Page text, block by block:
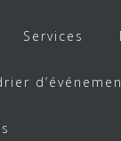
Services